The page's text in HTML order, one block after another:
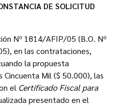
DE SOLICITUD
Nº 1814/AFIP/05 (B.O. Nº
en las contrataciones,
la propuesta
Mil ($ 50.000), las
el Certificado Fiscal para
presentado en el